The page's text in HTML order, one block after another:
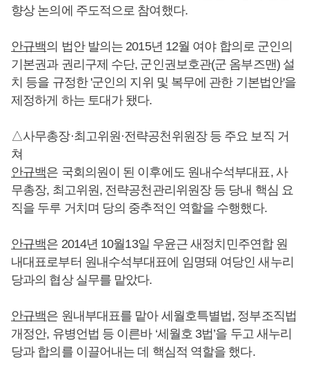
향상 논의에 주도적으로 참여했다.
안규백의 법안 발의는 2015년 12월 여야 합의로 군인의
기본권과 권리구제 수단, 군인권보호관(군 옴부즈맨) 설
치 등을 규정한 '군인의 지위 및 복무에 관한 기본법안'을
제정하게 하는 토대가 됐다.
△사무총장·최고위원·전략공천위원장 등 주요 보직 거
쳐
안규백은 국회의원이 된 이후에도 원내수석부대표, 사
무총장, 최고위원, 전략공천관리위원장 등 당내 핵심 요
직을 두루 거치며 당의 중추적인 역할을 수행했다.
안규백은 2014년 10월13일 우윤근 새정치민주연합 원
내대표로부터 원내수석부대표에 임명돼 여당인 새누리
당과의 협상 실무를 맡았다.
안규백은 원내부대표를 맡아 세월호특별법, 정부조직법
개정안, 유병언법 등 이른바 ‘세월호 3법’을 두고 새누리
당과 합의를 이끌어내는 데 핵심적 역할을 했다.